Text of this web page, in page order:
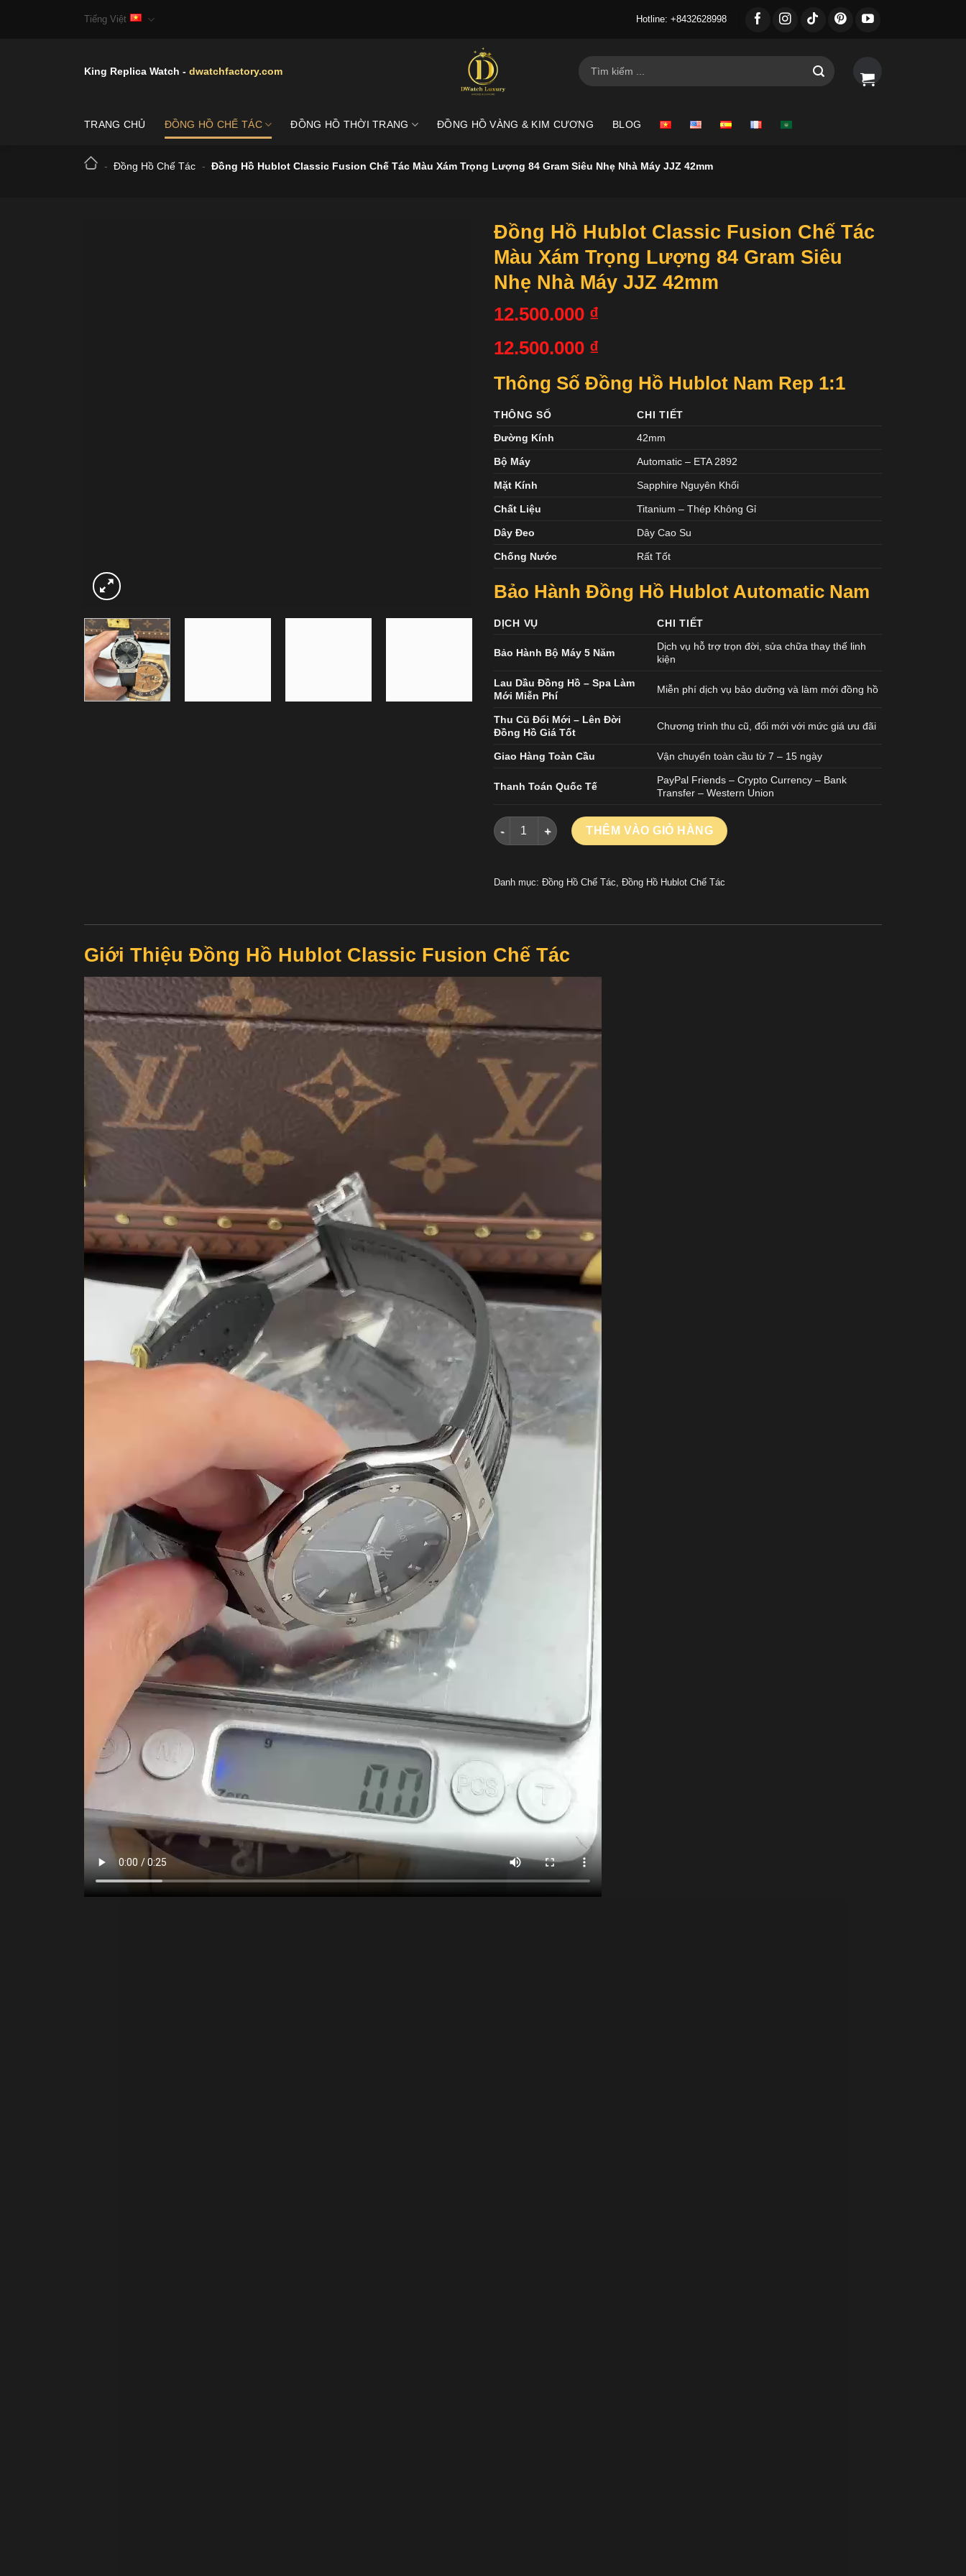
Tiếng Việt Hotline: +8432628998
King Replica Watch - dwatchfactory.com
Tìm
kiếm:
TRANG CHỦ ĐỒNG HỒ CHẾ TÁC ĐỒNG HỒ THỜI TRANG ĐỒNG HỒ VÀNG & KIM CƯƠNG BLOG
- Đồng Hồ Chế Tác - Đồng Hồ Hublot Classic Fusion Chế Tác Màu Xám Trọng Lượng 84 Gram Siêu Nhẹ Nhà Máy JJZ 42mm
Đồng Hồ Hublot Classic Fusion Chế Tác
Màu Xám Trọng Lượng 84 Gram Siêu
Nhẹ Nhà Máy JJZ 42mm
12.500.000 ₫
12.500.000 ₫
Thông Số Đồng Hồ Hublot Nam Rep 1:1
THÔNG SỐ
CHI TIẾT
Đường Kính
42mm
Bộ Máy Automatic – ETA 2892
Mặt Kính Sapphire Nguyên Khối
Chất Liệu Titanium – Thép Không Gỉ
Dây Đeo Dây Cao Su
Chống Nước Rất Tốt
Bảo Hành Đồng Hồ Hublot Automatic Nam
DỊCH VỤ CHI TIẾT
Bảo Hành Bộ Máy 5 Năm
Dịch vụ hỗ trợ trọn đời, sửa chữa thay thế linh
kiện
Lau Dầu Đồng Hồ – Spa Làm
Mới Miễn Phí
Miễn phí dịch vụ bảo dưỡng và làm mới đồng hồ
Thu Cũ Đổi Mới – Lên Đời
Đồng Hồ Giá Tốt
Chương trình thu cũ, đổi mới với mức giá ưu đãi
Giao Hàng Toàn Cầu Vận chuyển toàn cầu từ 7 – 15 ngày
Thanh Toán Quốc Tế
PayPal Friends – Crypto Currency – Bank
Transfer – Western Union
Đồng Hồ Hublot Classic Fusion Chế Tác Màu Xám Trọng Lượng 84 Gram Siêu Nhẹ Nhà Máy
THÊM VÀO GIỎ HÀNG
Danh mục: Đồng Hồ Chế Tác Đồng Hồ Hublot Chế Tác
Giới Thiệu Đồng Hồ Hublot Classic Fusion Chế Tác